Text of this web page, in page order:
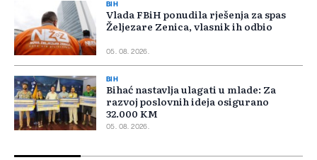
BIH
Vlada FBiH ponudila rješenja za spas
Željezare Zenica, vlasnik ih odbio
05. 08. 2026.
BIH
Bihać nastavlja ulagati u mlade: Za
razvoj poslovnih ideja osigurano
32.000 KM
05. 08. 2026.